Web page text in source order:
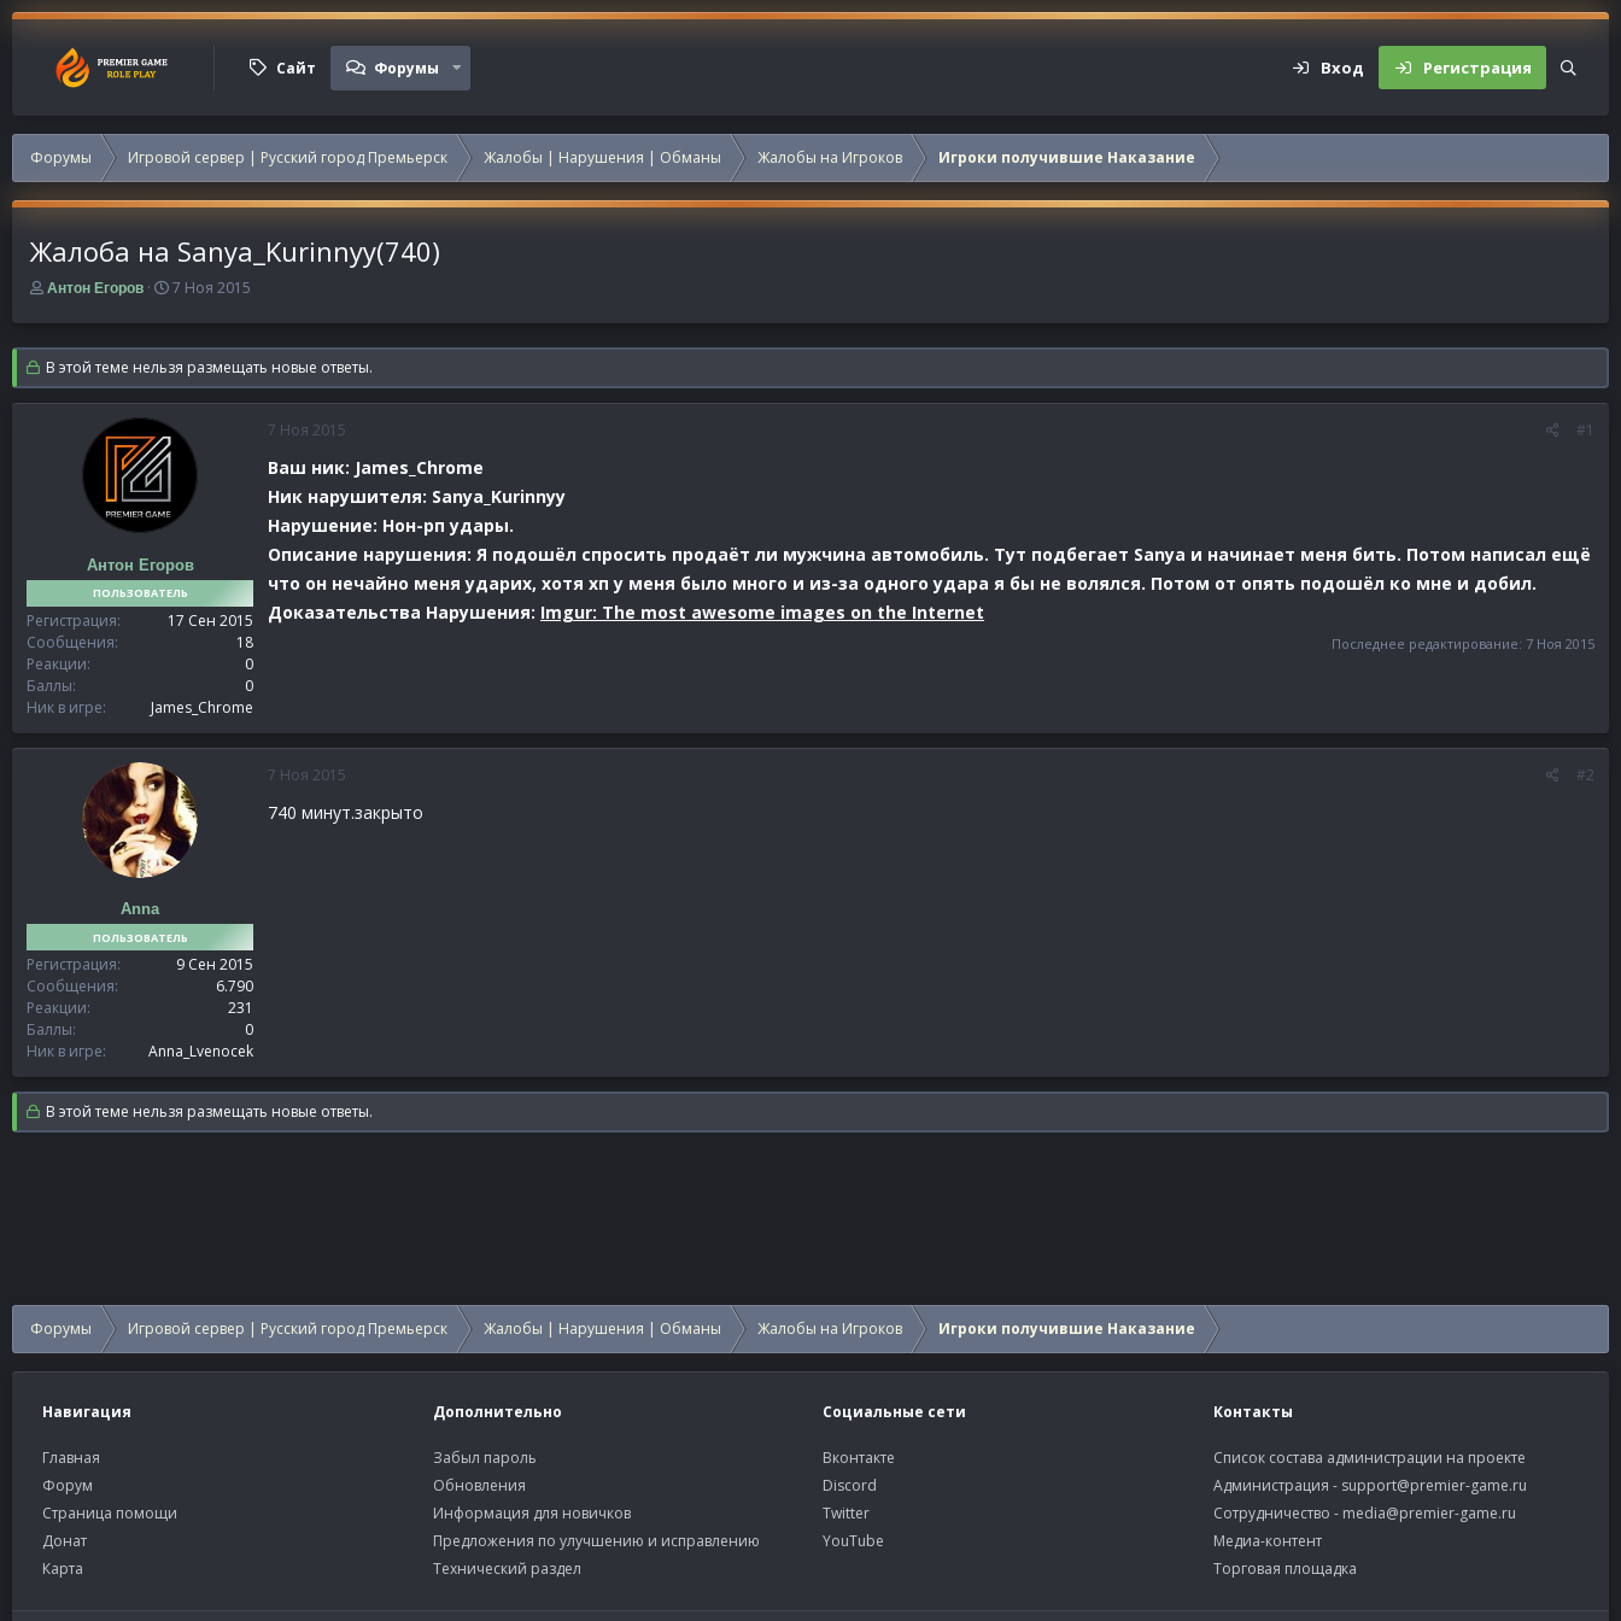
Сайт Форумы Вход Регистрация
Форумы Игровой сервер | Русский город Премьерск Жалобы | Нарушения | Обманы Жалобы на Игроков Игроки получившие Наказание
Жалоба на Sanya_Kurinnyy(740)
А
т
о
р
т
Антон Егоров
Д
т
а
н
а
а
7 Ноя 2015
В этой теме нельзя размещать новые ответы.
Антон Егоров
ПОЛЬЗОВАТЕЛЬ
Регистрация
17 Сен 2015
Сообщения
18
Реакции
0
Баллы
0
Ник в игре
James_Chrome
7 Ноя 2015 #1
Ваш ник: James_Chrome
Ник нарушителя: Sanya_Kurinnyy
Нарушение: Нон-рп удары.
Описание нарушения: Я подошёл спросить продаёт ли мужчина автомобиль. Тут подбегает Sanya и начинает меня бить. Потом написал ещё
что он нечайно меня ударих, хотя хп у меня было много и из-за одного удара я бы не волялся. Потом от опять подошёл ко мне и добил.
Доказательства Нарушения: Imgur: The most awesome images on the Internet
Последнее редактирование: 7 Ноя 2015
Anna
ПОЛЬЗОВАТЕЛЬ
Регистрация
9 Сен 2015
Сообщения
6.790
Реакции
231
Баллы
0
Ник в игре
Anna_Lvenocek
7 Ноя 2015 #2
740 минут.закрыто
В этой теме нельзя размещать новые ответы.
Форумы Игровой сервер | Русский город Премьерск Жалобы | Нарушения | Обманы Жалобы на Игроков Игроки получившие Наказание
Навигация
Главная
Форум
Страница помощи
Донат
Карта
Дополнительно
Забыл пароль
Обновления
Информация для новичков
Предложения по улучшению и исправлению
Технический раздел
Социальные сети
Вконтакте
Discord
Twitter
YouTube
Контакты
Список состава администрации на проекте
Администрация - support@premier-game.ru
Сотрудничество - media@premier-game.ru
Медиа-контент
Торговая площадка